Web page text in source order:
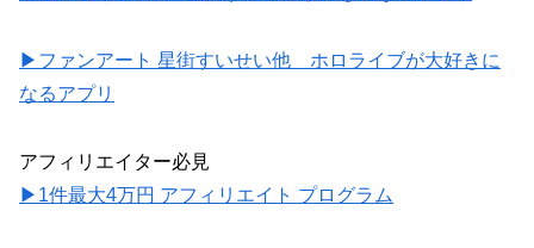
▶ファンアート 星街すいせい他 ホロライブが大好きに
なるアプリ
アフィリエイター必見
▶1件最大4万円 アフィリエイト プログラム